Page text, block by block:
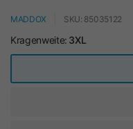
MADDOX SKU: 85035122
Kragenweite: 3XL